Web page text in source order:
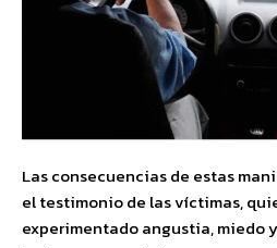
Las consecuencias de estas
el testimonio de las víctimas,
experimentado angustia, miedo